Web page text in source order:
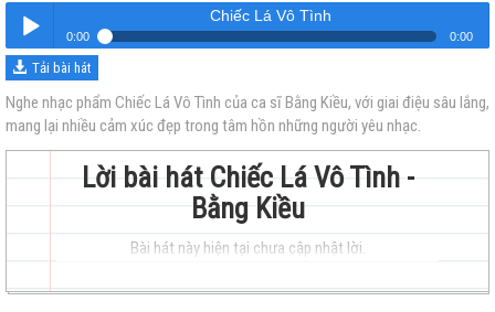
Nghe
Chiếc Lá Vô Tình
0:00 0:00
Chiếc Lá Vô Tình
Tải bài hát
Nghe nhạc phẩm Chiếc Lá Vô Tình của ca sĩ Bằng Kiều, với giai điệu sâu lắng,
mang lại nhiều cảm xúc đẹp trong tâm hồn những người yêu nhạc.
Lời bài hát Chiếc Lá Vô Tình -
Bằng Kiều
Bài hát này hiện tại chưa cập nhật lời.